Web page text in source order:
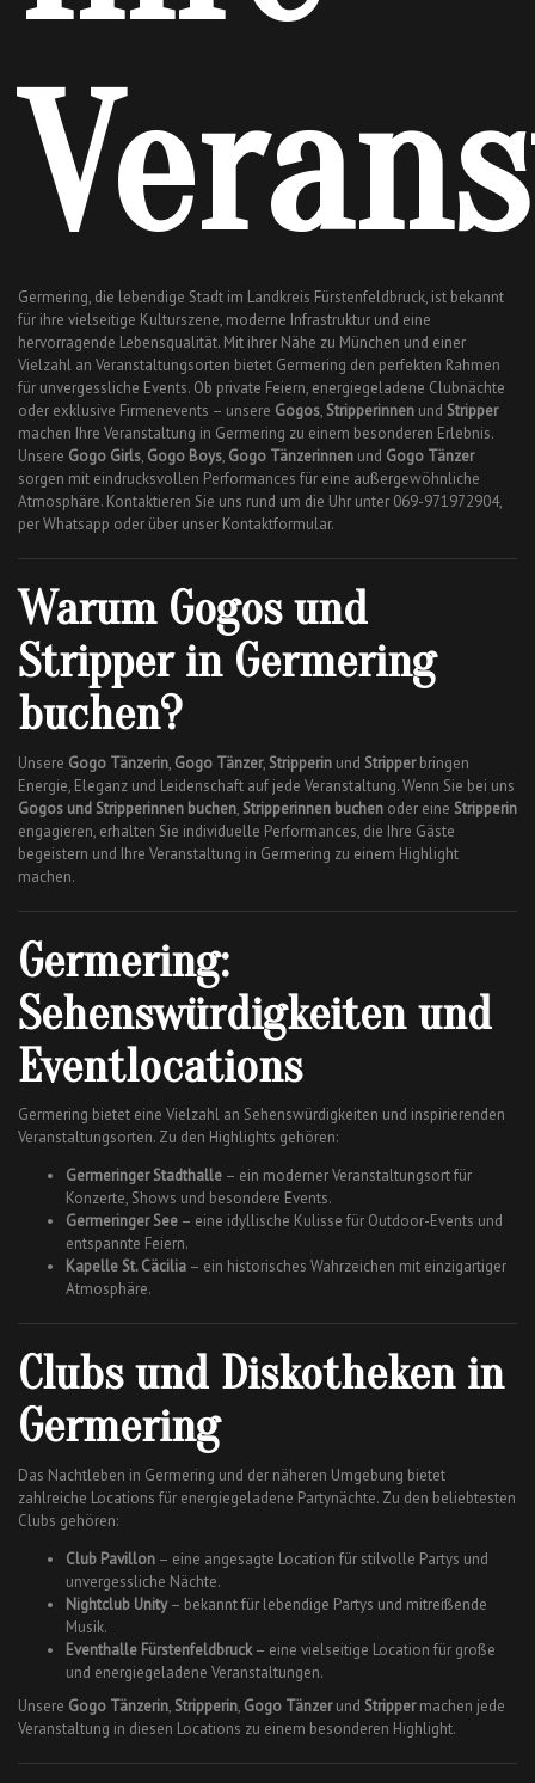
Germering, die lebendige Stadt im Landkreis Fürstenfeldbruck, ist bekannt
für ihre vielseitige Kulturszene, moderne Infrastruktur und eine
hervorragende Lebensqualität. Mit ihrer Nähe zu München und einer
Vielzahl an Veranstaltungsorten bietet Germering den perfekten Rahmen
für unvergessliche Events. Ob private Feiern, energiegeladene Clubnächte
oder exklusive Firmenevents – unsere Gogos, Stripperinnen und Stripper
machen Ihre Veranstaltung in Germering zu einem besonderen Erlebnis.
Unsere Gogo Girls, Gogo Boys, Gogo Tänzerinnen und Gogo Tänzer
sorgen mit eindrucksvollen Performances für eine außergewöhnliche
Atmosphäre. Kontaktieren Sie uns rund um die Uhr unter 069-971972904,
per Whatsapp oder über unser Kontaktformular.
Warum Gogos und
Stripper in Germering
buchen?
Unsere Gogo Tänzerin, Gogo Tänzer, Stripperin und Stripperbringen
Energie, Eleganz und Leidenschaft auf jede Veranstaltung. Wenn Sie bei uns
Gogos und Stripperinnen buchen, Stripperinnen buchen oder eine Stripperin
engagieren, erhalten Sie individuelle Performances, die Ihre Gäste
begeistern und Ihre Veranstaltung in Germering zu einem Highlight
machen.
Germering:
Sehenswürdigkeiten und
Eventlocations
Germering bietet eine Vielzahl an Sehenswürdigkeiten und inspirierenden
Veranstaltungsorten. Zu den Highlights gehören:
Germeringer Stadthalle – ein moderner Veranstaltungsort für
Konzerte, Shows und besondere Events.
Germeringer See – eine idyllische Kulisse für Outdoor-Events und
entspannte Feiern.
Kapelle St. Cäcilia – ein historisches Wahrzeichen mit einzigartiger
Atmosphäre.
Clubs und Diskotheken in
Germering
Das Nachtleben in Germering und der näheren Umgebung bietet
zahlreiche Locations für energiegeladene Partynächte. Zu den beliebtesten
Clubs gehören:
Club Pavillon – eine angesagte Location für stilvolle Partys und
unvergessliche Nächte.
Nightclub Unity– bekannt für lebendige Partys und mitreißende
Musik.
Eventhalle Fürstenfeldbruck– eine vielseitige Location für große
und energiegeladene Veranstaltungen.
Unsere Gogo Tänzerin, Stripperin, Gogo Tänzerund Strippermachen jede
Veranstaltung in diesen Locations zu einem besonderen Highlight.